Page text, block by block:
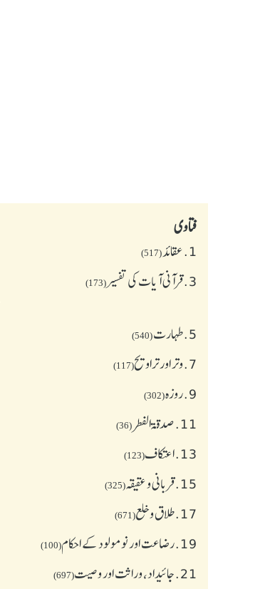
فتاوی
1. عقائد(517)
3. قرآنی آیات کی تفسیر(173)
5. طهارت(540)
7. وتر اور تراویح(117)
9. روزہ(302)
11. صدقۃ الفطر (36)
13. اعتکاف(123)
15. قربانی و عقیقہ(325)
17. طلاق و خلع(671)
19. رضاعت اور نومولود کے احکام(100)
21. جائیداد، وراثت اور وصیت(697)